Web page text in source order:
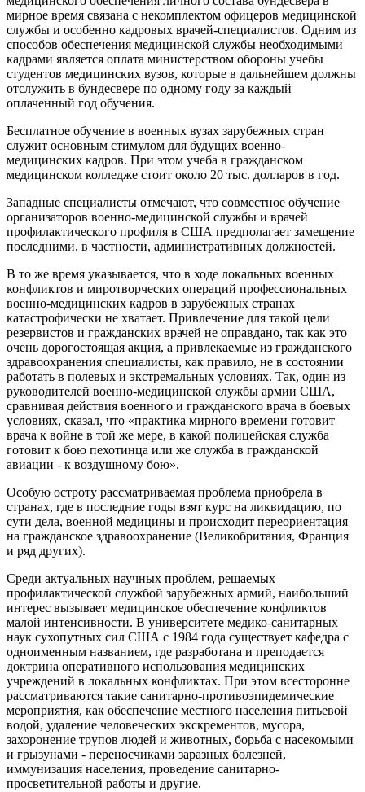
мирное время связана с некомплектом офицеров медицинской
службы и особенно кадровых врачей-специалистов. Одним из
способов обеспечения медицинской службы необходимыми
кадрами является оплата министерством обороны учебы
студентов медицинских вузов, которые в дальнейшем должны
отслужить в бундесвере по одному году за каждый
оплаченный год обучения.
Бесплатное обучение в военных вузах зарубежных стран
служит основным стимулом для будущих военно-
медицинских кадров. При этом учеба в гражданском
медицинском колледже стоит около 20 тыс. долларов в год.
Западные специалисты отмечают, что совместное обучение
организаторов военно-медицинской службы и врачей
профилактического профиля в США предполагает замещение
последними, в частности, административных должностей.
В то же время указывается, что в ходе локальных военных
конфликтов и миротворческих операций профессиональных
военно-медицинских кадров в зарубежных странах
катастрофически не хватает. Привлечение для такой цели
резервистов и гражданских врачей не оправдано, так как это
очень дорогостоящая акция, а привлекаемые из гражданского
здравоохранения специалисты, как правило, не в состоянии
работать в полевых и экстремальных условиях. Так, один из
руководителей военно-медицинской службы армии США,
сравнивая действия военного и гражданского врача в боевых
условиях, сказал, что «практика мирного времени готовит
врача к войне в той же мере, в какой полицейская служба
готовит к бою пехотинца или же служба в гражданской
авиации - к воздушному бою».
Особую остроту рассматриваемая проблема приобрела в
странах, где в последние годы взят курс на ликвидацию, по
сути дела, военной медицины и происходит переориентация
на гражданское здравоохранение (Великобритания, Франция
и ряд других).
Среди актуальных научных проблем, решаемых
профилактической службой зарубежных армий, наибольший
интерес вызывает медицинское обеспечение конфликтов
малой интенсивности. В университете медико-санитарных
наук сухопутных сил США с 1984 года существует кафедра с
одноименным названием, где разработана и преподается
доктрина оперативного использования медицинских
учреждений в локальных конфликтах. При этом всесторонне
рассматриваются такие санитарно-противоэпидемические
мероприятия, как обеспечение местного населения питьевой
водой, удаление человеческих экскрементов, мусора,
захоронение трупов людей и животных, борьба с насекомыми
и грызунами - переносчиками заразных болезней,
иммунизация населения, проведение санитарно-
просветительной работы и другие.